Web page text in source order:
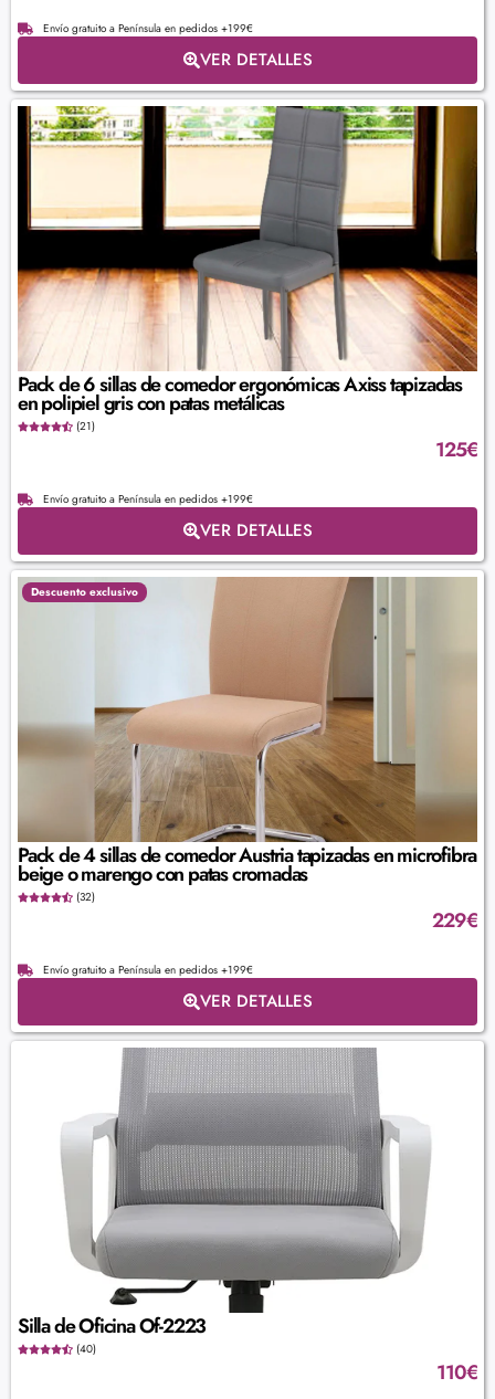
Envío gratuito a Península en pedidos +199€
VER DETALLES
Pack de 6 sillas de comedor ergonómicas Axiss tapizadas
en polipiel gris con patas metálicas
(21)
125€
Envío gratuito a Península en pedidos +199€
VER DETALLES
Descuento exclusivo
Pack de 4 sillas de comedor Austria tapizadas en microfibra
beige o marengo con patas cromadas
(32)
229€
Envío gratuito a Península en pedidos +199€
VER DETALLES
Silla de Oficina Of-2223
(40)
110€